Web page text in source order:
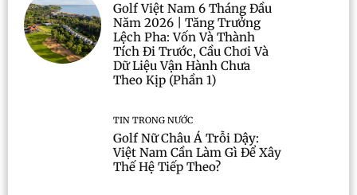
Golf Việt Nam 6 Tháng Đầu
Năm 2026 | Tăng Trưởng
Lệch Pha: Vốn Và Thành
Tích Đi Trước, Cầu Chơi Và
Dữ Liệu Vận Hành Chưa
Theo Kịp (Phần 1)
TIN TRONG NƯỚC
Golf Nữ Châu Á Trỗi Dậy:
Việt Nam Cần Làm Gì Để Xây
Thế Hệ Tiếp Theo?